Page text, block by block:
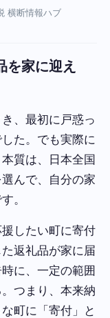
横断情報ハブ
を家に迎え
、最初に戸惑っ
た。でも実際に
質は、日本全国
んで、自分の家
。
したい町に寄付
返礼品が家に届
に、一定の範囲
つまり、本来納
町に「寄付」と